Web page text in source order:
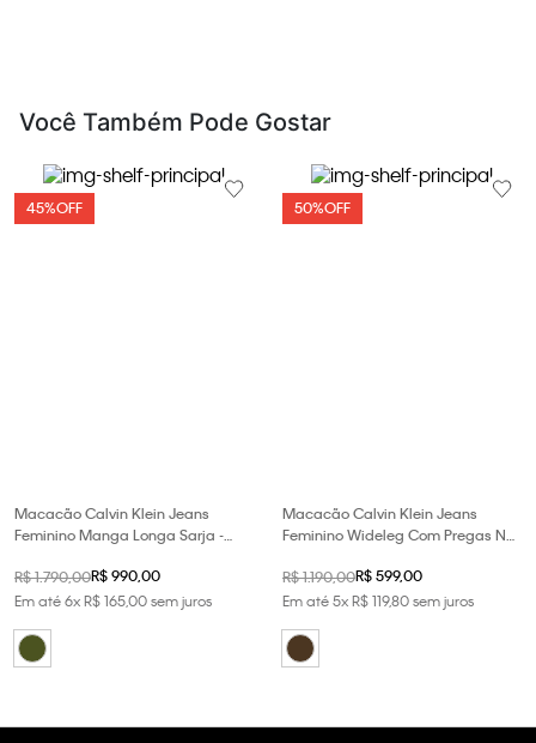
Você Também Pode Gostar
45%OFF
Macacão Calvin Klein Jeans
Feminino Manga Longa Sarja -
R$1.790,00R$99000
Em até6xR$16500sem juros
50%OFF
Macacão Calvin Klein Jeans
Feminino Wideleg Com Pregas No
R$1.190,00R$599,00
Em até5xR$119,80sem juros